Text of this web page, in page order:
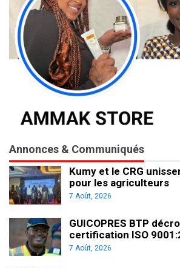
Annonces & Communiqués
Kumy et le CRG
pour les agriculteurs
7 Août, 2026
GUICOPRES BTP
certification ISO
7 Août, 2026